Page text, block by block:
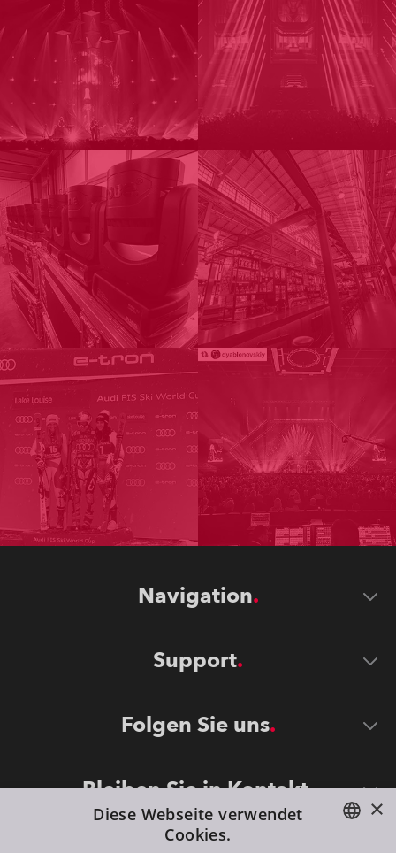
Navigation
Support
Folgen Sie uns
Bleiben Sie in Kontakt
×
Diese Webseite verwendet
Cookies.